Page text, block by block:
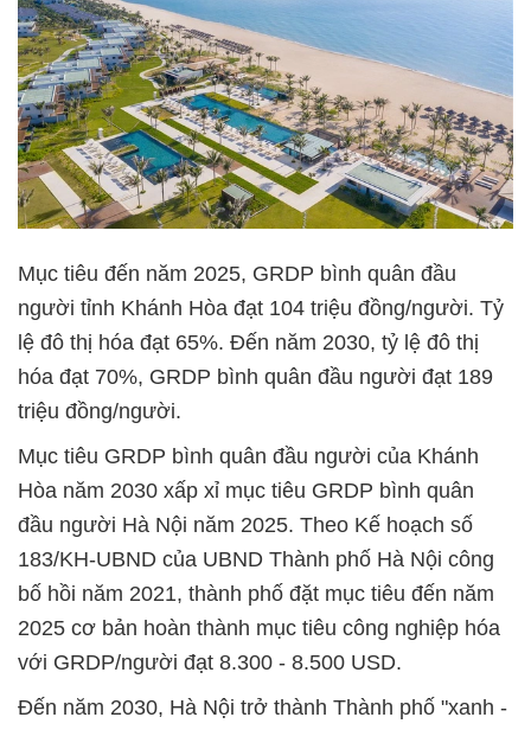
Mục tiêu đến năm 2025, GRDP bình quân đầu
người tỉnh Khánh Hòa đạt 104 triệu đồng/người. Tỷ
lệ đô thị hóa đạt 65%. Đến năm 2030, tỷ lệ đô thị
hóa đạt 70%, GRDP bình quân đầu người đạt 189
triệu đồng/người.
Mục tiêu GRDP bình quân đầu người của Khánh
Hòa năm 2030 xấp xỉ mục tiêu GRDP bình quân
đầu người Hà Nội năm 2025. Theo Kế hoạch số
183/KH-UBND của UBND Thành phố Hà Nội công
bố hồi năm 2021, thành phố đặt mục tiêu đến năm
2025 cơ bản hoàn thành mục tiêu công nghiệp hóa
với GRDP/người đạt 8.300 - 8.500 USD.
Đến năm 2030, Hà Nội trở thành Thành phố "xanh -